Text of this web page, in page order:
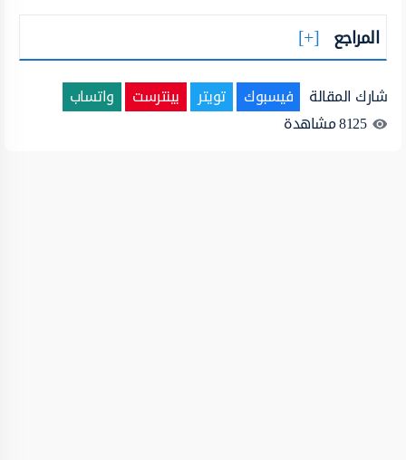
المراجع
شارك المقالة فيسبوك تويتر بينترست
واتساب
8125مشاهدة